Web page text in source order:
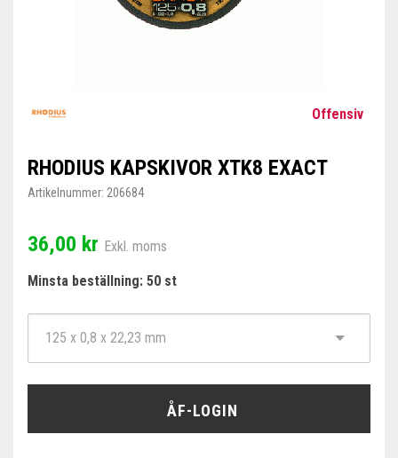
Offensiv
RHODIUS KAPSKIVOR XTK8 EXACT
Artikelnummer: 206684
36,00 kr Exkl. moms
Minsta beställning: 50 st
ÅF-LOGIN